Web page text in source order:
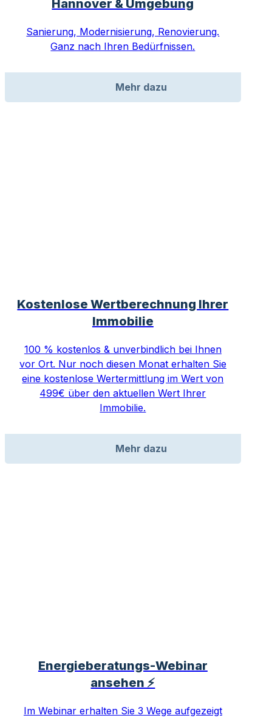
Hannover & Umgebung
Sanierung, Modernisierung, Renovierung.
Ganz nach Ihren Bedürfnissen.
Mehr dazu
Kostenlose Wertberechnung Ihrer
Immobilie
100 % kostenlos & unverbindlich bei Ihnen
vor Ort. Nur noch diesen Monat erhalten Sie
eine kostenlose Wertermittlung im Wert von
499€ über den aktuellen Wert Ihrer
Immobilie.
Mehr dazu
Energieberatungs-Webinar
ansehen ⚡
Im Webinar erhalten Sie 3 Wege aufgezeigt